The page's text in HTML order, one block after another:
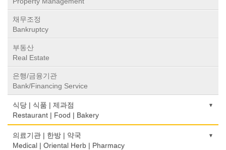
채무조정
Bankruptcy
부동산
Real Estate
은행/금융기관
Bank/Financing Service
식당 | 식품 | 제과점
Restaurant | Food | Bakery
농장
Farm
의료기관 | 한방 | 약국
Medical | Oriental Herb | Pharmacy